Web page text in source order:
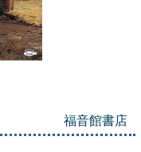
福音館書店